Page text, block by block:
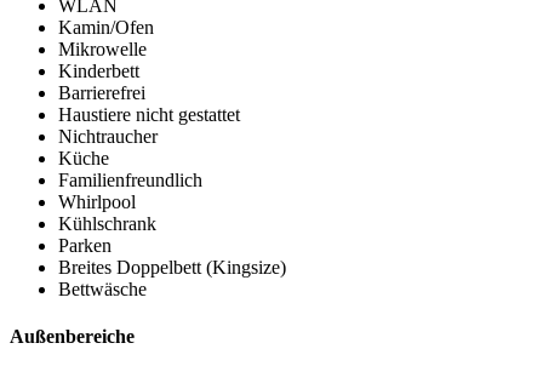
WLAN
Kamin/Ofen
Mikrowelle
Kinderbett
Barrierefrei
Haustiere nicht gestattet
Nichtraucher
Küche
Familienfreundlich
Whirlpool
Kühlschrank
Parken
Breites Doppelbett (Kingsize)
Bettwäsche
Außenbereiche